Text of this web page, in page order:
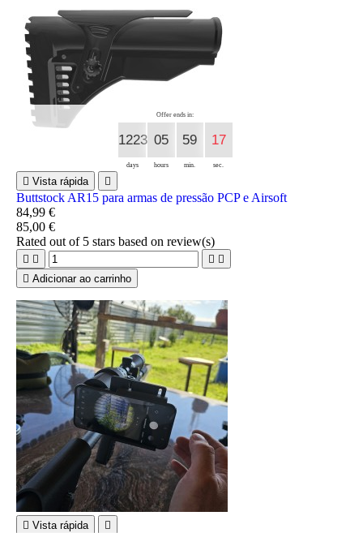
Offer ends in:
1223
days
05
hours
59
min.
16
sec.
 Vista rápida 
Buttstock AR15 para armas de pressão PCP e Airsoft
84,99 €
85,00 €
Rated out of 5 stars based on review(s)
   
 Adicionar ao carrinho
 Vista rápida 